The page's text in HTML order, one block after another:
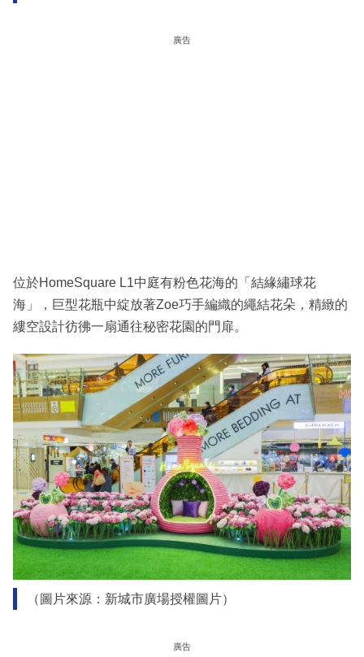
廣告
位於HomeSquare L1中庭有粉色花海的「結緣繡球花
海」，巨型花瓶中綻放著Zoe巧手編織的繩結花朵，精緻的
縷空設計彷彿一扇通往秘密花園的門扉。
（圖片來源：新城市廣場授權圖片）
廣告